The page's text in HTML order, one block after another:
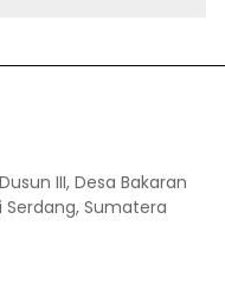
III, Desa Bakaran
Serdang, Sumatera